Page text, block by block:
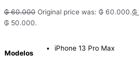
₲60.000 Original price was: ₲ 60.000.₲
₲ 50.000.
Modelos
iPhone 13 Pro Max